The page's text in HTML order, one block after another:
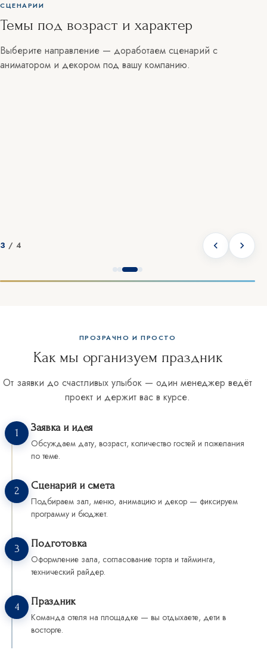
СЦЕНАРИИ
Темы под возраст и характер
Выберите направление — доработаем сценарий с
аниматором и декором под вашу компанию.
3 / 4
ПРОЗРАЧНО И ПРОСТО
Как мы организуем праздник
От заявки до счастливых улыбок — один менеджер ведёт
проект и держит вас в курсе.
1 Заявка и идея
Обсуждаем дату, возраст, количество гостей и пожелания
по теме.
2 Сценарий и смета
Подбираем зал, меню, анимацию и декор — фиксируем
программу и бюджет.
3 Подготовка
Оформление зала, согласование торта и тайминга,
технический райдер.
4 Праздник
Команда отеля на площадке — вы отдыхаете, дети в
восторге.